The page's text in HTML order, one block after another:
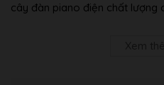
cây đàn piano điện chất lượng